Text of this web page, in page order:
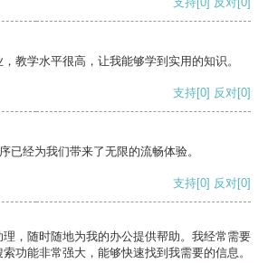
教学水平很高，让我能够学到实用的知识。
支持[0] 反对[0]
已经为我们带来了无限的流畅体验。
支持[0] 反对[0]
，随时随地为我的办公提供帮助。我经常需要
功能非常强大，能够快速找到我需要的信息。